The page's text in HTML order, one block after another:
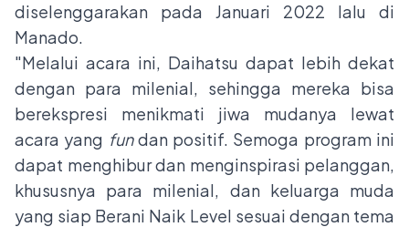
diselenggarakan pada Januari 2022 lalu di
Manado.
"Melalui acara ini, Daihatsu dapat lebih dekat
dengan para milenial, sehingga mereka bisa
berekspresi menikmati jiwa mudanya lewat
acara yang fundan positif. Semoga program ini
dapat menghibur dan menginspirasi pelanggan,
khususnya para milenial, dan keluarga muda
yang siap Berani Naik Level sesuai dengan tema